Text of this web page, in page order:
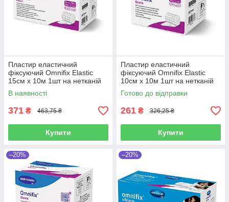
Пластир еластичний
фіксуючий Omnifix Elastic
15см х 10м 1шт на нетканій
основі
В наявності
371 ₴ 463,75 ₴
Купити
Пластир еластичний
фіксуючий Omnifix Elastic
10см х 10м 1шт на нетканій
основі
Готово до відправки
261 ₴ 326,25 ₴
Купити
–20% –20%